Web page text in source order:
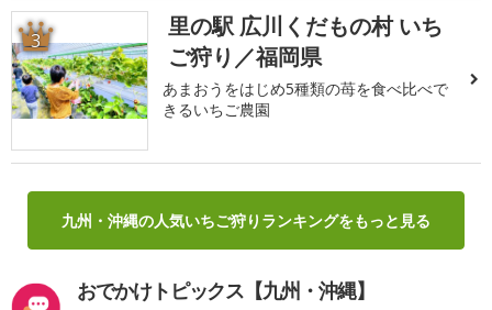
3
里の駅 広川くだもの村 いち
ご狩り／福岡県
あまおうをはじめ5種類の苺を食べ比べで
きるいちご農園
九州・沖縄の人気いちご狩りランキングをもっと見る
おでかけトピックス【九州・沖縄】